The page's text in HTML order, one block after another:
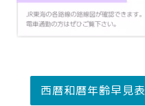
西暦和暦年齢早見表